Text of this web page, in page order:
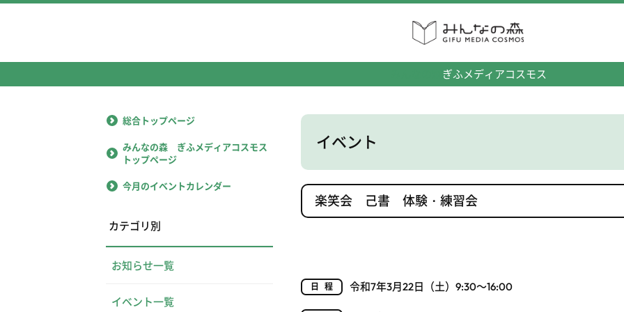
ぎふメディアコスモス
イベント
楽笑会 己書 体験・練習会
日程 令和7年3月22日（土）9:30～16:00
総合トップページ
みんなの森 ぎふメディアコスモス
トップページ
今月のイベントカレンダー
カテゴリ別
お知らせ一覧
イベント一覧